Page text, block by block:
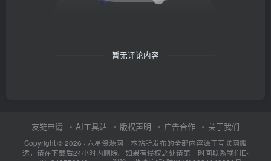
暂无评论内容
友链申请 AI工具站 版权声明 广告合作 关于我们
Copyright © 2026 · 六星资源网 · 本站所发布的全部内容源于互联网搬
运，请在下载后24小时内删除。如果有侵权之处请第一时间联系我们E-